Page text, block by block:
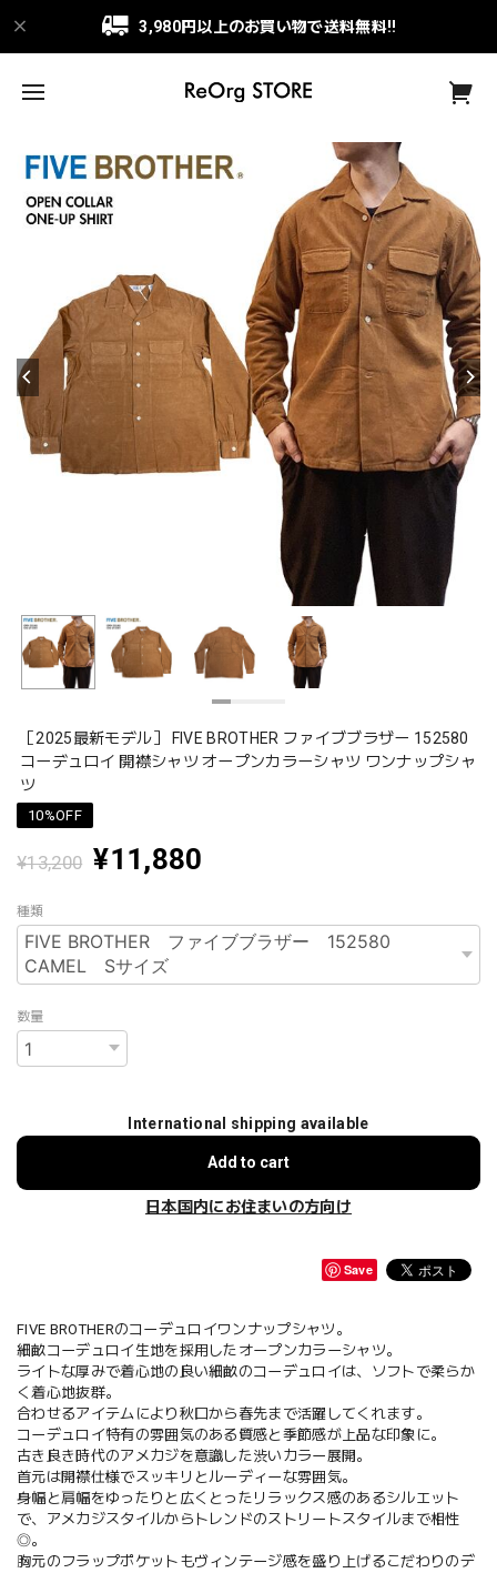
3,980円以上のお買い物で送料無料!!
［2025最新モデル］ FIVE BROTHER ファイブブラザー 152580
コーデュロイ 開襟シャツ オープンカラーシャツ ワンナップシャ
ツ
10%OFF
¥13,200 ¥11,880
種類
数量
International shipping available
Add to cart
日本国内にお住まいの方向け
Save
FIVE BROTHERのコーデュロイワンナップシャツ。
細畝コーデュロイ生地を採用したオープンカラーシャツ。
ライトな厚みで着心地の良い細畝のコーデュロイは、ソフトで柔らか
く着心地抜群。
合わせるアイテムにより秋口から春先まで活躍してくれます。
コーデュロイ特有の雰囲気のある質感と季節感が上品な印象に。
古き良き時代のアメカジを意識した渋いカラー展開。
首元は開襟仕様でスッキリとルーディーな雰囲気。
身幅と肩幅をゆったりと広くとったリラックス感のあるシルエット
で、アメカジスタイルからトレンドのストリートスタイルまで相性
◎。
胸元のフラップポケットもヴィンテージ感を盛り上げるこだわりのデ